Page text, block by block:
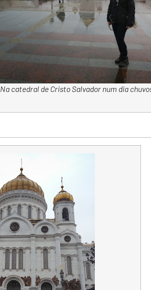
Na catedral de Cristo Salvador num dia